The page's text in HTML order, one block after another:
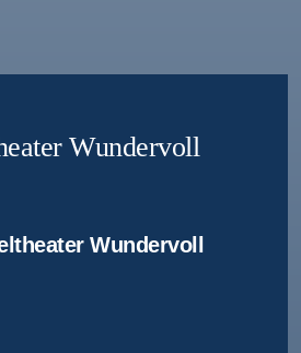
Wundervoll
Wundervoll